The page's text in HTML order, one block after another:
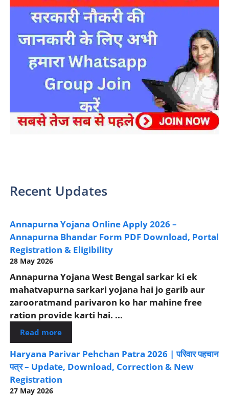
Recent Updates
Annapurna Yojana Online Apply 2026 –
Annapurna Bhandar Form PDF Download, Portal
Registration & Eligibility
28 May 2026
Annapurna Yojana West Bengal sarkar ki ek
mahatvapurna sarkari yojana hai jo garib aur
zarooratmand parivaron ko har mahine free
ration provide karti hai. ...
Read more
Haryana Parivar Pehchan Patra 2026 | परिवार पहचान
पत्र – Update, Download, Correction & New
Registration
27 May 2026